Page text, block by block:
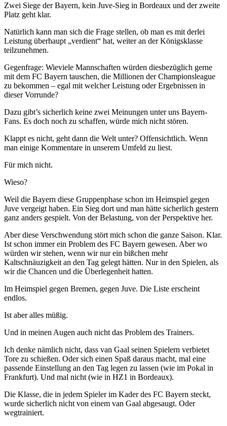
Zwei Siege der Bayern, kein Juve-Sieg in Bordeaux und der zweite
Platz geht klar.
Natürlich kann man sich die Frage stellen, ob man es mit derlei
Leistung überhaupt „verdient“ hat, weiter an der Königsklasse
teilzunehmen.
Gegenfrage: Wieviele Mannschaften würden diesbezüglich gerne
mit dem FC Bayern tauschen, die Millionen der Championsleague
zu bekommen – egal mit welcher Leistung oder Ergebnissen in
dieser Vorrunde?
Dazu gibt’s sicherlich keine zwei Meinungen unter uns Bayern-
Fans. Es doch noch zu schaffen, würde mich nicht stören.
Klappt es nicht, geht dann die Welt unter? Offensichtlich. Wenn
man einige Kommentare in unserem Umfeld zu liest.
Für mich nicht.
Wieso?
Weil die Bayern diese Gruppenphase schon im Heimspiel gegen
Juve vergeigt haben. Ein Sieg dort und man hätte sicherlich gestern
ganz anders gespielt. Von der Belastung, von der Perspektive her.
Aber diese Verschwendung stört mich schon die ganze Saison. Klar.
Ist schon immer ein Problem des FC Bayern gewesen. Aber wo
würden wir stehen, wenn wir nur ein bißchen mehr
Kaltschnäuzigkeit an den Tag gelegt hätten. Nur in den Spielen, als
wir die Chancen und die Überlegenheit hatten.
Im Heimspiel gegen Bremen, gegen Juve. Die Liste erscheint
endlos.
Ist aber alles müßig.
Und in meinen Augen auch nicht das Problem des Trainers.
Ich denke nämlich nicht, dass van Gaal seinen Spielern verbietet
Tore zu schießen. Oder sich einen Spaß daraus macht, mal eine
passende Einstellung an den Tag legen zu lassen (wie im Pokal in
Frankfurt). Und mal nicht (wie in HZ1 in Bordeaux).
Die Klasse, die in jedem Spieler im Kader des FC Bayern steckt,
wurde sicherlich nicht von einem van Gaal abgesaugt. Oder
wegtrainiert.